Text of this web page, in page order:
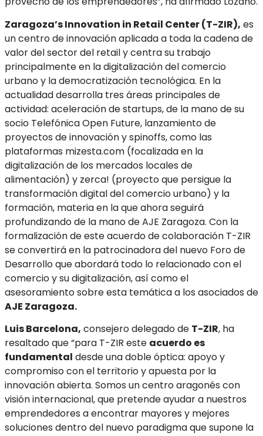
Zaragoza’s Innovation in Retail Center (T-ZIR), es
un centro de innovación aplicada a toda la cadena de
valor del sector del retail y centra su trabajo
principalmente en la digitalización del comercio
urbano y la democratización tecnológica. En la
actualidad desarrolla tres áreas principales de
actividad: aceleración de startups, de la mano de su
socio Telefónica Open Future, lanzamiento de
proyectos de innovación y spinoffs, como las
plataformas mizesta.com (focalizada en la
digitalización de los mercados locales de
alimentación) y zerca! (proyecto que persigue la
transformación digital del comercio urbano) y la
formación, materia en la que ahora seguirá
profundizando de la mano de AJE Zaragoza. Con la
formalización de este acuerdo de colaboración T-ZIR
se convertirá en la patrocinadora del nuevo Foro de
Desarrollo que abordará todo lo relacionado con el
comercio y su digitalización, así como el
asesoramiento sobre esta temática a los asociados de
AJE Zaragoza.
Luis Barcelona, consejero delegado de T-ZIR, ha
resaltado que “para T-ZIR este acuerdo es
fundamental desde una doble óptica: apoyo y
compromiso con el territorio y apuesta por la
innovación abierta. Somos un centro aragonés con
visión internacional, que pretende ayudar a nuestros
emprendedores a encontrar mayores y mejores
soluciones dentro del nuevo paradigma que supone la